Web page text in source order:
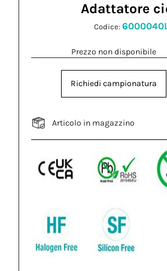
Adattatore
Codice:
Prezzo non disponibile
Richiedi campionatura
Articolo in magazzino